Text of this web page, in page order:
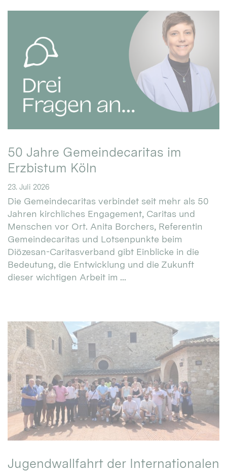
50 Jahre Gemeindecaritas im
Erzbistum Köln
23. Juli 2026
Die Gemeindecaritas verbindet seit mehr als 50
Jahren kirchliches Engagement, Caritas und
Menschen vor Ort. Anita Borchers, Referentin
Gemeindecaritas und Lotsenpunkte beim
Diözesan-Caritasverband gibt Einblicke in die
Bedeutung, die Entwicklung und die Zukunft
dieser wichtigen Arbeit im ...
Jugendwallfahrt der Internationalen